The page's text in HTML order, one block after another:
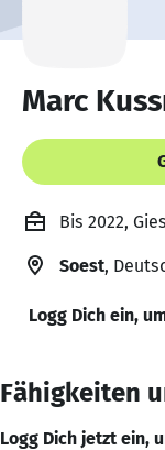
Marc
Bis 2022,
Soest,
Logg Dich ein,
Fähigkeiten
Logg Dich jetzt ein,